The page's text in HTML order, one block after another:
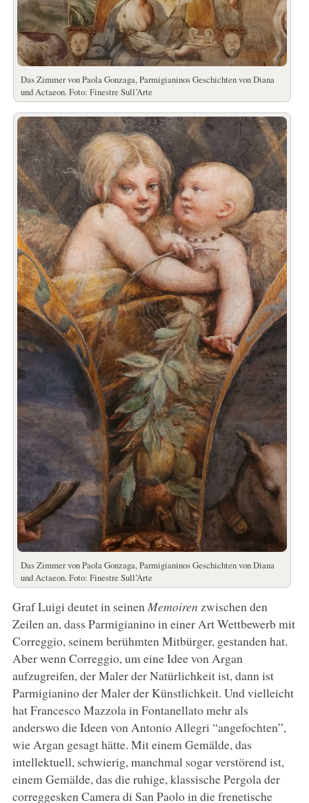
Das Zimmer von Paola Gonzaga, Parmigianinos Geschichten von Diana
und Actaeon. Foto: Finestre Sull’Arte
Das Zimmer von Paola Gonzaga, Parmigianinos Geschichten von Diana
und Actaeon. Foto: Finestre Sull’Arte
Graf Luigi deutet in seinenMemoiren zwischen den
Zeilen an, dass Parmigianino in einer Art Wettbewerb mit
Correggio, seinem berühmten Mitbürger, gestanden hat.
Aber wenn Correggio, um eine Idee von Argan
aufzugreifen, der Maler der Natürlichkeit ist, dann ist
Parmigianino der Maler der Künstlichkeit. Und vielleicht
hat Francesco Mazzola in Fontanellato mehr als
anderswo die Ideen von Antonio Allegri “angefochten”,
wie Argan gesagt hätte. Mit einem Gemälde, das
intellektuell, schwierig, manchmal sogar verstörend ist,
einem Gemälde, das die ruhige, klassische Pergola der
correggesken Camera di San Paolo in die frenetische